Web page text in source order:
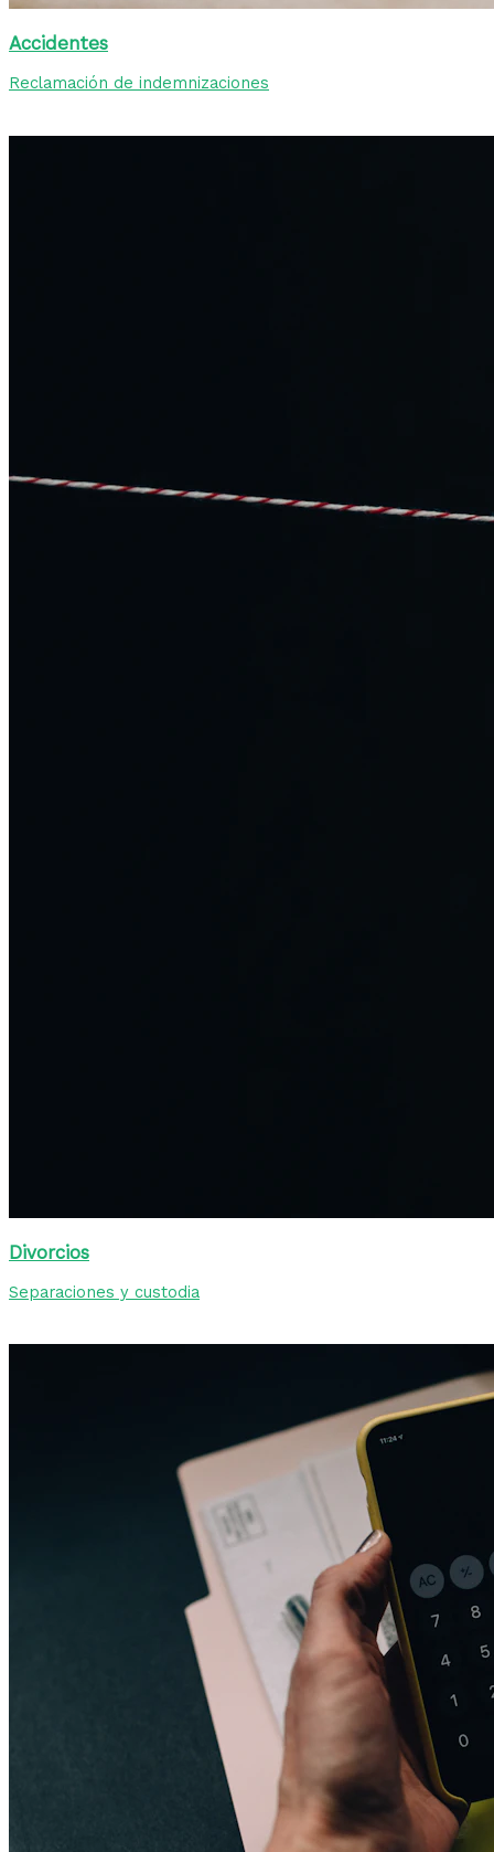
Accidentes
Reclamación de indemnizaciones
Divorcios
Separaciones y custodia